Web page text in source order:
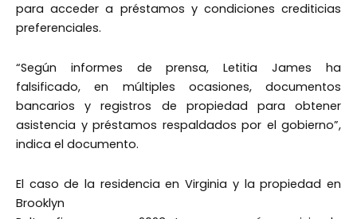
para acceder a préstamos y condiciones crediticias
preferenciales.
“Según informes de prensa, Letitia James ha
falsificado, en múltiples ocasiones, documentos
bancarios y registros de propiedad para obtener
asistencia y préstamos respaldados por el gobierno”,
indica el documento.
El caso de la residencia en Virginia y la propiedad en
Brooklyn